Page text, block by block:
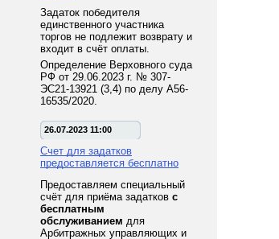
Задаток победителя
единственного участника
торгов не подлежит возврату и
входит в счёт оплаты.
Определение Верховного суда
РФ от 29.06.2023 г. № 307-
ЭС21-13921 (3,4) по делу А56-
16535/2020.
26.07.2023 11:00
Счет для задатков
предоставляется бесплатно
Предоставляем специальный
счёт для приёма задатков с
бесплатным
обслуживанием для
Арбитражных управляющих и